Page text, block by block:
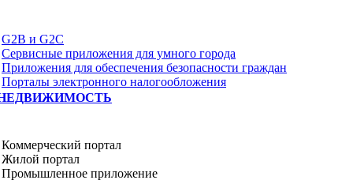
G2B и G2C
Сервисные приложения для умного города
Приложения для обеспечения безопасности граждан
Порталы электронного налогообложения
Коммерческий портал
Жилой портал
Промышленное приложение